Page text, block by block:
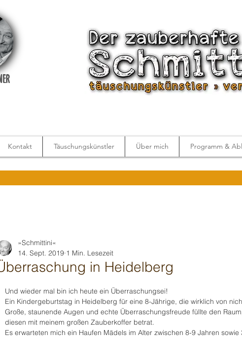
Kontakt Täuschungskünstler Über mich Programm &
in Heidelberg
»Schmittini«
14. Sept. 2019 1 Min. Lesezeit
Und wieder mal bin ich heute ein Überraschungsei!
Ein Kindergeburtstag in Heidelberg für eine 8-Jährige, die wirklich von
Große, staunende Augen und echte Überraschungsfreude füllte den
diesen mit meinem großen Zauberkoffer betrat.
Es erwarteten mich ein Haufen Mädels im Alter zwischen 8-9 Jahren sowie